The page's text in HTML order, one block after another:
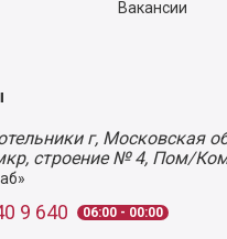
Вакансии
г, Московская
строение № 4, Пом/
9 640 06:00 - 00:00